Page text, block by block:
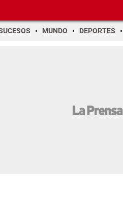
MUNDO DEPORTES